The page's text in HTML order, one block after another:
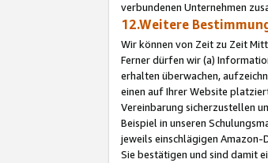
verbundenen Unternehmen
12.Weitere
Wir können von Zeit zu Zeit
Ferner dürfen wir (a)
erhalten überwachen,
einen auf Ihrer Website
Vereinbarung sicherzustellen
Beispiel in unseren
jeweils einschlägigen Amazon-
Sie bestätigen und sind damit